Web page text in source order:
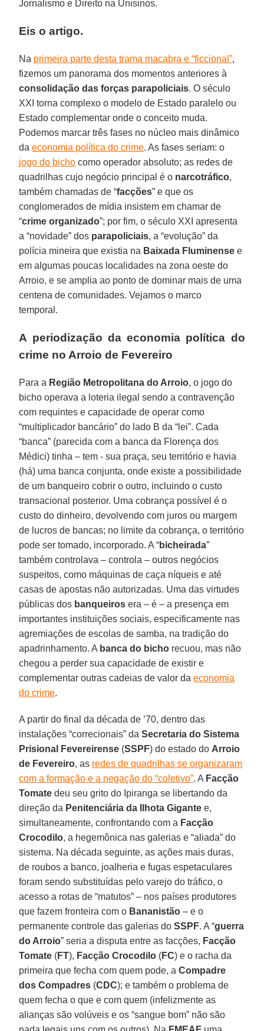
Jornalismo e Direito na Unisinos.
Eis o artigo.
Na primeira parte desta trama macabra e “ficcional”,
fizemos um panorama dos momentos anteriores à
consolidação das forças parapoliciais. O século
XXI torna complexo o modelo de Estado paralelo ou
Estado complementar onde o conceito muda.
Podemos marcar três fases no núcleo mais dinâmico
daeconomia política do crime. As fases seriam: o
jogo do bicho como operador absoluto; as redes de
quadrilhas cujo negócio principal é o narcotráfico,
também chamadas de “facções” e que os
conglomerados de mídia insistem em chamar de
“crime organizado”; por fim, o século XXI apresenta
a “novidade” dos parapoliciais, a “evolução” da
polícia mineira que existia na Baixada Fluminense e
em algumas poucas localidades na zona oeste do
Arroio, e se amplia ao ponto de dominar mais de uma
centena de comunidades. Vejamos o marco
temporal.
A periodização da economia política do
crime no Arroio de Fevereiro
Para a Região Metropolitana do Arroio, o jogo do
bicho operava a loteria ilegal sendo a contravenção
com requintes e capacidade de operar como
“multiplicador bancário” do lado B da “lei”. Cada
“banca” (parecida com a banca da Florença dos
Médici) tinha – tem - sua praça, seu território e havia
(há) uma banca conjunta, onde existe a possibilidade
de um banqueiro cobrir o outro, incluindo o custo
transacional posterior. Uma cobrança possível é o
custo do dinheiro, devolvendo com juros ou margem
de lucros de bancas; no limite da cobrança, o território
pode ser tomado, incorporado. A “bicheirada”
também controlava – controla – outros negócios
suspeitos, como máquinas de caça níqueis e até
casas de apostas não autorizadas. Uma das virtudes
públicas dos banqueiros era – é – a presença em
importantes instituições sociais, especificamente nas
agremiações de escolas de samba, na tradição do
apadrinhamento. A banca do bicho recuou, mas não
chegou a perder sua capacidade de existir e
complementar outras cadeias de valor daeconomia
do crime.
A partir do final da década de ’70, dentro das
instalações “correcionais” daSecretaria do Sistema
Prisional Fevereirense (SSPF) do estado do Arroio
de Fevereiro, as redes de quadrilhas se organizaram
com a formação e a negação do “coletivo”. A Facção
Tomate deu seu grito do Ipiranga se libertando da
direção da Penitenciária da Ilhota Gigante e,
simultaneamente, confrontando com a Facção
Crocodilo, a hegemônica nas galerias e “aliada” do
sistema. Na década seguinte, as ações mais duras,
de roubos a banco, joalheria e fugas espetaculares
foram sendo substituídas pelo varejo do tráfico, o
acesso a rotas de “matutos” – nos países produtores
que fazem fronteira com o Bananistão – e o
permanente controle das galerias doSSPF. A “guerra
do Arroio” seria a disputa entre as facções, Facção
Tomate (FT), Facção Crocodilo (FC) e o racha da
primeira que fecha com quem pode, aCompadre
dos Compadres (CDC); e também o problema de
quem fecha o que e com quem (infelizmente as
alianças são volúveis e os “sangue bom” não são